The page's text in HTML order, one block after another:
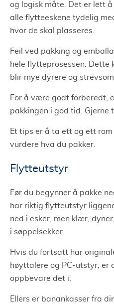
og logisk måte. Det er lett
alle flytteeskene tydelig
hvor de skal plasseres.
Feil ved pakking og
hele flytteprosessen.
blir mye dyrere og strevsom.
For å være godt forberedt,
pakkingen i god tid. Gjerne
Et tips er å ta ett og ett
vurdere hva du pakker.
Flytteutstyr
Før du begynner å pakke
har riktig flytteutstyr
ned i esker, men klær,
i søppelsekker.
Hvis du fortsatt har
høyttalere og PC-utstyr, er
oppbevare det i.
Ellers er banankasser fra